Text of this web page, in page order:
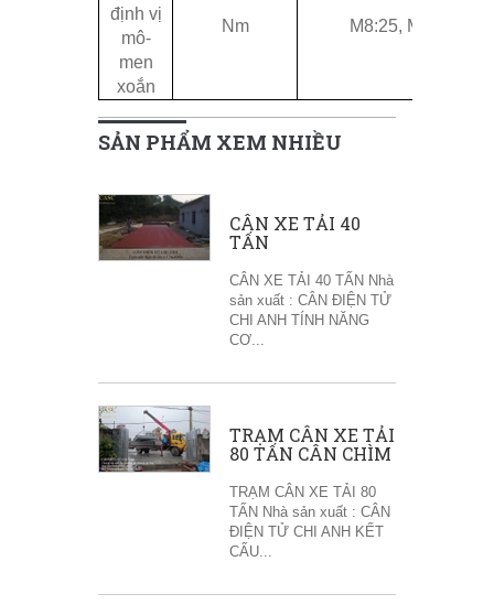
định vị
mô-
men
xoắn
Nm M8:25, M12:75,
SẢN PHẨM XEM NHIỀU
CÂN XE TẢI 40
TẤN
CÂN XE TẢI 40 TẤN Nhà
sản xuất : CÂN ĐIỆN TỬ
CHI ANH TÍNH NĂNG
CƠ...
TRẠM CÂN XE TẢI
80 TẤN CÂN CHÌM
TRẠM CÂN XE TẢI 80
TẤN Nhà sản xuất : CÂN
ĐIỆN TỬ CHI ANH KẾT
CẤU...